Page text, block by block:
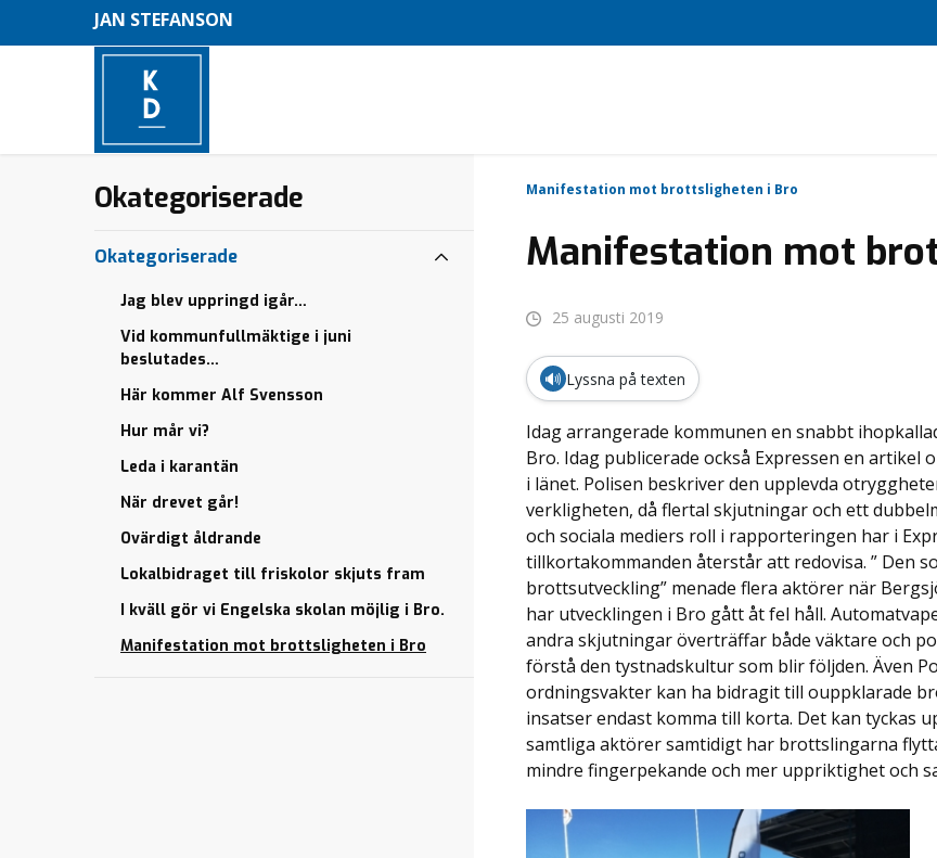
JAN STEFANSON
Manifestation mot brottsligheten i Bro
Manifestation mot
25 augusti 2019
🔊 Lyssna på texten
Idag arrangerade kommunen en snabbt
Bro. Idag publicerade också Expressen en
i länet. Polisen beskriver den upplevda
verkligheten, då flertal skjutningar och ett
och sociala mediers roll i rapporteringen har i
tillkortakommanden återstår att redovisa. ” Den
brottsutveckling” menade flera aktörer när
har utvecklingen i Bro gått åt fel håll.
andra skjutningar överträffar både väktare och
förstå den tystnadskultur som blir följden. Även
ordningsvakter kan ha bidragit till ouppklarade
insatser endast komma till korta. Det kan tyckas
samtliga aktörer samtidigt har brottslingarna
mindre fingerpekande och mer uppriktighet och
Okategoriserade
n
y
Okategoriserade
Jag blev uppringd igår…
Vid kommunfullmäktige i juni
beslutades…
Här kommer Alf Svensson
Hur mår vi?
Leda i karantän
När drevet går!
Ovärdigt åldrande
Lokalbidraget till friskolor skjuts fram
I kväll gör vi Engelska skolan möjlig i Bro.
Manifestation mot brottsligheten i Bro